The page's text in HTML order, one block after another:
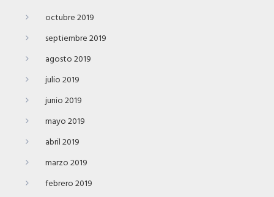
octubre 2019
septiembre 2019
agosto 2019
julio 2019
junio 2019
mayo 2019
abril 2019
marzo 2019
febrero 2019